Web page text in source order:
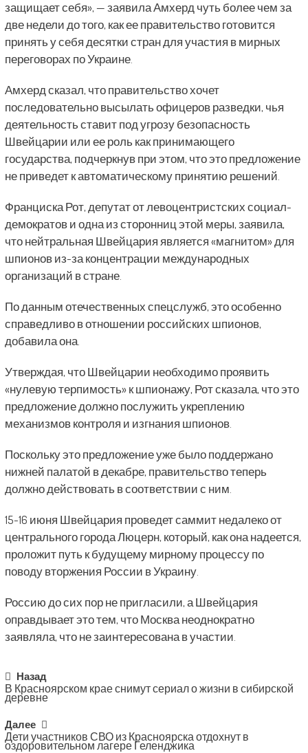
защищает себя», — заявила Амхерд чуть более чем за
две недели до того, как ее правительство готовится
принять у себя десятки стран для участия в мирных
переговорах по Украине.
Амхерд сказал, что правительство хочет
последовательно высылать офицеров разведки, чья
деятельность ставит под угрозу безопасность
Швейцарии или ее роль как принимающего
государства, подчеркнув при этом, что это предложение
не приведет к автоматическому принятию решений.
Франциска Рот, депутат от левоцентристских социал-
демократов и одна из сторонниц этой меры, заявила,
что нейтральная Швейцария является «магнитом» для
шпионов из-за концентрации международных
организаций в стране.
По данным отечественных спецслужб, это особенно
справедливо в отношении российских шпионов,
добавила она.
Утверждая, что Швейцарии необходимо проявить
«нулевую терпимость» к шпионажу, Рот сказала, что это
предложение должно послужить укреплению
механизмов контроля и изгнания шпионов.
Поскольку это предложение уже было поддержано
нижней палатой в декабре, правительство теперь
должно действовать в соответствии с ним.
15-16 июня Швейцария проведет саммит недалеко от
центрального города Люцерн, который, как она надеется,
проложит путь к будущему мирному процессу по
поводу вторжения России в Украину.
Россию до сих пор не пригласили, а Швейцария
оправдывает это тем, что Москва неоднократно
заявляла, что не заинтересована в участии.
Post
navigation
Назад
В Красноярском крае снимут сериал о жизни в сибирской
деревне
Далее
Дети участников СВО из Красноярска отдохнут в
оздоровительном лагере Геленджика